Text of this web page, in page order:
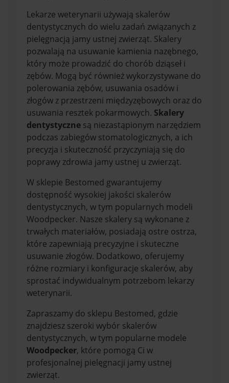
Lekarze weterynarii używają skalerów
dentystycznych do wielu zadań związanych z
pielęgnacją jamy ustnej zwierząt. Skalery
pozwalają na usuwanie kamienia nazębnego,
który może prowadzić do chorób dziąseł i
zębów. Mogą być również wykorzystywane do
polerowania zębów, usuwania osadów i
złogów z przestrzeni międzyzębowych oraz do
usuwania resztek pokarmowych. Skalery
dentystyczne są niezastąpionym narzędziem
podczas zabiegów stomatologicznych, a ich
precyzja i skuteczność przyczyniają się do
poprawy zdrowia jamy ustnej u zwierząt.
W sklepie Bestomed gwarantujemy
dostępność wysokiej jakości skalerów
dentystycznych, w tym popularnych modeli
Woodpecker. Nasze skalery są wykonane z
trwałych materiałów, posiadają ostre ostrza,
które zapewniają precyzyjne i skuteczne
usuwanie złogów. Dodatkowo, oferujemy
różne rozmiary i konfiguracje skalerów, aby
sprostać indywidualnym potrzebom lekarzy
weterynarii.
Zapraszamy do sklepu Bestomed, gdzie
znajdziesz szeroki wybór skalerów
dentystycznych, w tym popularne modele
Woodpecker, które pomogą Ci w
profesjonalnej pielęgnacji jamy ustnej
zwierząt.